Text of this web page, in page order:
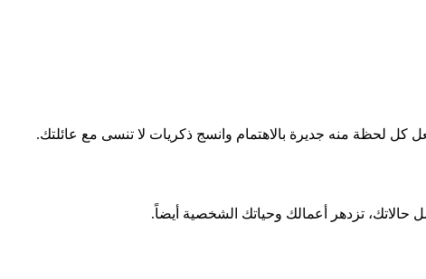
كل لحظة منه جديرة بالاهتمام وانسج ذكريات لا تنسى مع عائلتك.
تزدهر أعمالك وحياتك الشخصية أيضاً.